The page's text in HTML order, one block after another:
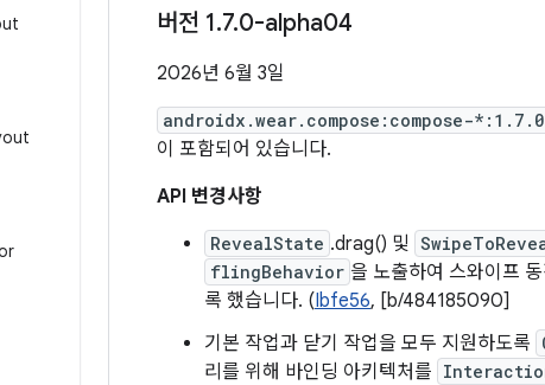
버전 1.7.0-alpha04
2026년 6월 3일
androidx.wear.compose:compose-
이 포함되어 있습니다.
API 변경사항
RevealState .drag() 및
flingBehavior 을 노출하여 스와이프
록 했습니다. (Ibfe56, [b/484185090]
기본 작업과 닫기 작업을 모두 지원하도록
리를 위해 바인딩 아키텍처를